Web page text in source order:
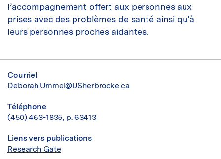
l’accompagnement offert aux personnes aux
prises avec des problèmes de santé ainsi qu’à
leurs personnes proches aidantes.
Courriel
Deborah.Ummel@USherbrooke.ca
Téléphone
(450) 463-1835, p. 63413
Liens vers publications
Research Gate